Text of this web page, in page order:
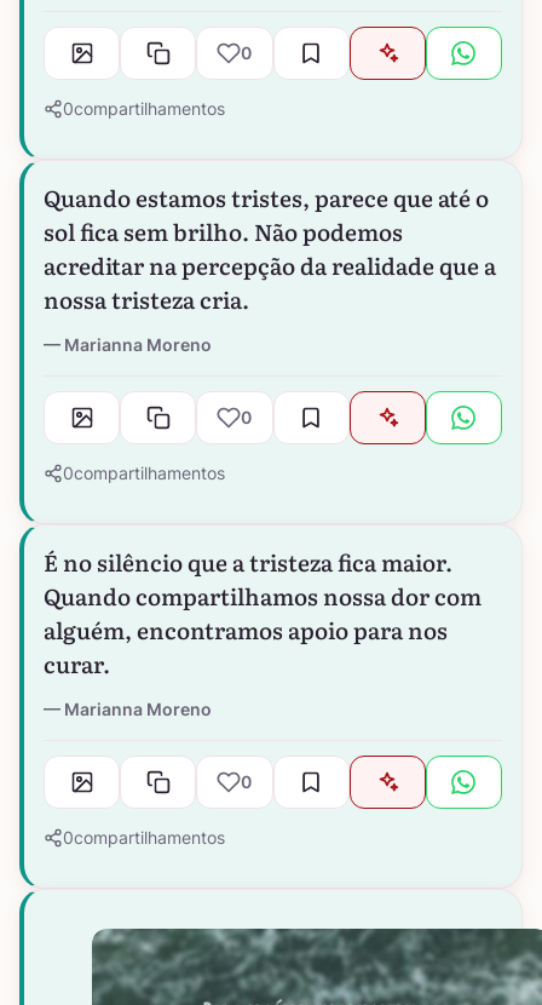
0
0compartilhamentos
Quando estamos tristes, parece que até o
sol fica sem brilho. Não podemos
acreditar na percepção da realidade que a
nossa tristeza cria.
Marianna Moreno
0
0compartilhamentos
É no silêncio que a tristeza fica maior.
Quando compartilhamos nossa dor com
alguém, encontramos apoio para nos
curar.
Marianna Moreno
0
0compartilhamentos